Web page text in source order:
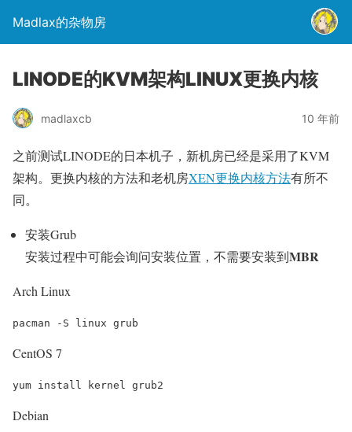
Madlax的杂物房
LINODE的KVM架构LINUX更换内核
madlaxcb 10 年前
之前测试LINODE的日本机子，新机房已经是采用了KVM
架构。更换内核的方法和老机房XEN更换内核方法有所不
同。
安装Grub
安装过程中可能会询问安装位置，不需要安装到MBR
Arch Linux
CentOS 7
Debian